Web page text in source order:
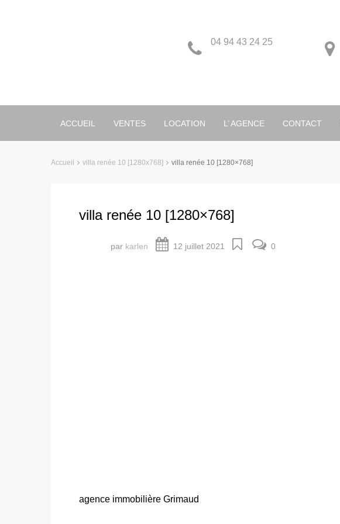
04 94 43 24 25
ACCUEIL VENTES LOCATION L’ AGENCE CONTACT
Accueil villa renée 10 [1280x768] villa renée 10 [1280×768]
villa renée 10 [1280×768]
par karlen 12 juillet 2021 0
agence immobilière Grimaud